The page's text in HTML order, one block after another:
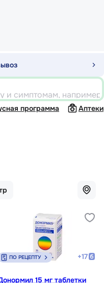
и симптомам,
программа
Аптеки
ПО РЕЦЕПТУ +17
15 мг таблетки